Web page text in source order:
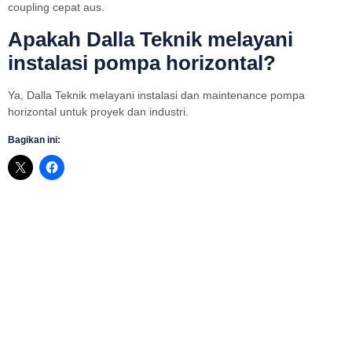
coupling cepat aus.
Apakah Dalla Teknik melayani
instalasi pompa horizontal?
Ya, Dalla Teknik melayani instalasi dan maintenance pompa
horizontal untuk proyek dan industri.
Bagikan ini: